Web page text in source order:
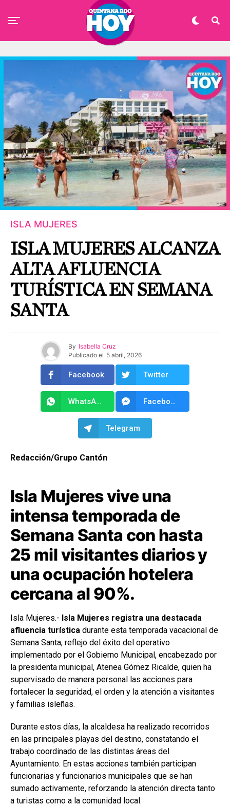
ISLA MUJERES
ISLA MUJERES ALCANZA
ALTA AFLUENCIA
TURÍSTICA EN SEMANA
SANTA
By Isabella Cruz
Publicado el 5 abril, 2026
Facebook Twitter
WhatsApp Facebook Messenger
Telegram
Redacción/Grupo Cantón
Isla Mujeres vive una
intensa temporada de
Semana Santa con hasta
25 mil visitantes diarios y
una ocupación hotelera
cercana al 90%.
Isla Mujeres.- Isla Mujeres registra una destacada
afluencia turística durante esta temporada vacacional de
Semana Santa, reflejo del éxito del operativo
implementado por el Gobierno Municipal, encabezado por
la presidenta municipal, Atenea Gómez Ricalde, quien ha
supervisado de manera personal las acciones para
fortalecer la seguridad, el orden y la atención a visitantes
y familias isleñas.
Durante estos días, la alcaldesa ha realizado recorridos
en las principales playas del destino, constatando el
trabajo coordinado de las distintas áreas del
Ayuntamiento. En estas acciones también participan
funcionarias y funcionarios municipales que se han
sumado activamente, reforzando la atención directa tanto
a turistas como a la comunidad local.